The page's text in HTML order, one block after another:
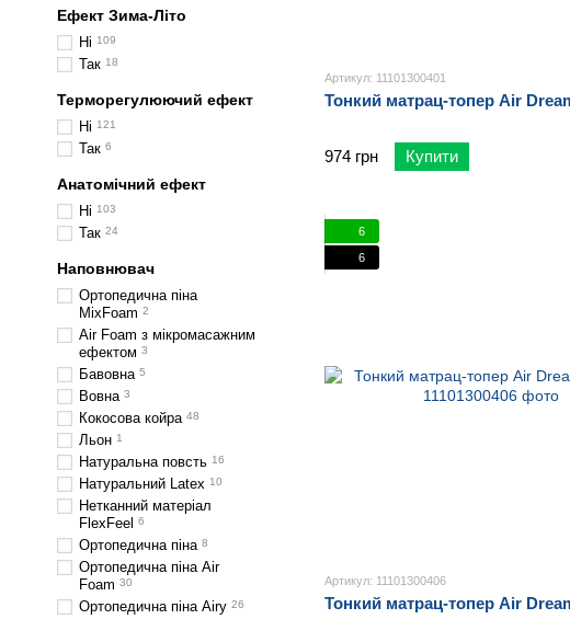
Артикул: 11101300401
Тонкий матрац-топер Air
974 грн Купити
6
6
Артикул: 11101300406
Тонкий матрац-топер Air
Ефект Зима-Літо
Ні 109
Так 18
Терморегулюючий ефект
Ні 121
Так 6
Анатомічний ефект
Ні 103
Так 24
Наповнювач
Ортопедична піна
MixFoam 2
Air Foam з мікромасажним
ефектом 3
Бавовна 5
Вовна 3
Кокосова койра 48
Льон 1
Натуральна повсть 16
Натуральний Latex 10
Нетканний матеріал
FlexFeel
6
Ортопедична піна 8
Ортопедична піна Air
Foam 30
Ортопедична піна Airy 26